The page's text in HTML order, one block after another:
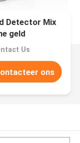
Detector Mix
geld
Us
ons